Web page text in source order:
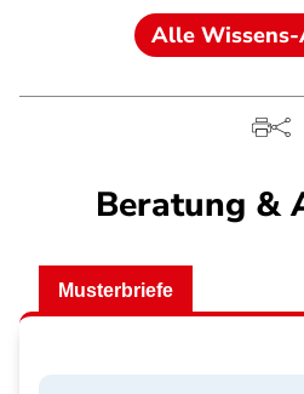
Alle
Beratung &
Musterbriefe